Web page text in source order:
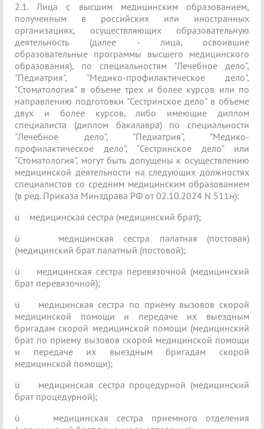
2.1. Лица с высшим медицинским образованием,
полученным в российских или иностранных
организациях, осуществляющих образовательную
деятельность (далее - лица, освоившие
образовательные программы высшего медицинского
образования), по специальностям "Лечебное дело",
"Педиатрия", "Медико-профилактическое дело",
"Стоматология" в объеме трех и более курсов или по
направлению подготовки "Сестринское дело" в объеме
двух и более курсов, либо имеющие диплом
специалиста (диплом бакалавра) по специальности
"Лечебное дело", "Педиатрия", "Медико-
профилактическое дело", "Сестринское дело" или
"Стоматология", могут быть допущены к осуществлению
медицинской деятельности на следующих должностях
специалистов со средним медицинским образованием
(в ред. Приказа Минздрава РФ от 02.10.2024 N 511н):
ü медицинская сестра (медицинский брат);
ü медицинская сестра палатная (постовая)
(медицинский брат палатный (постовой);
ü медицинская сестра перевязочной (медицинский
брат перевязочной);
ü медицинская сестра по приему вызовов скорой
медицинской помощи и передаче их выездным
бригадам скорой медицинской помощи (медицинский
брат по приему вызовов скорой медицинской помощи
и передаче их выездным бригадам скорой
медицинской помощи);
ü медицинская сестра процедурной (медицинский
брат процедурной);
ü медицинская сестра приемного отделения